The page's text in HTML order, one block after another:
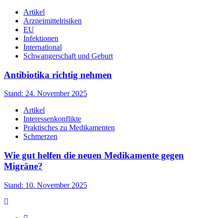
Artikel
Arzneimittelrisiken
EU
Infektionen
International
Schwangerschaft und Geburt
Antibiotika richtig nehmen
Stand: 24. November 2025
Artikel
Interessenkonflikte
Praktisches zu Medikamenten
Schmerzen
Wie gut helfen die neuen Medikamente gegen
Migräne?
Stand: 10. November 2025